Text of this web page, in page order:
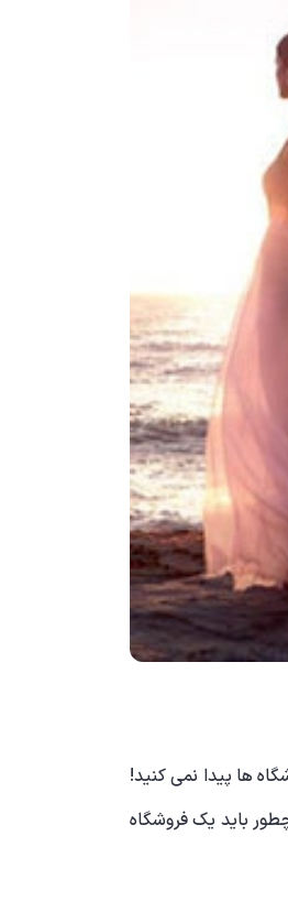
ها پیدا نمی کنید!
باید یک فروشگاه